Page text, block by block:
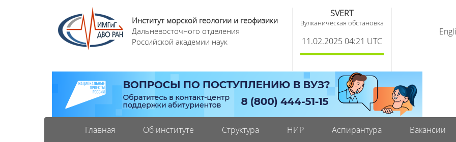
Институт морской геологии и геофизики
Дальневосточного отделения
Российской академии наук
SVERT
Вулканическая обстановка
11.02.2025 04:21 UTC
Главная Об институте Структура НИР Аспирантура Вакансии